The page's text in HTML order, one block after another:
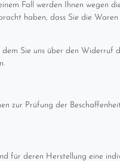
Fall werden Ihnen wegen
haben, dass Sie die
Sie uns über den Widerruf
zur Prüfung der
deren Herstellung eine